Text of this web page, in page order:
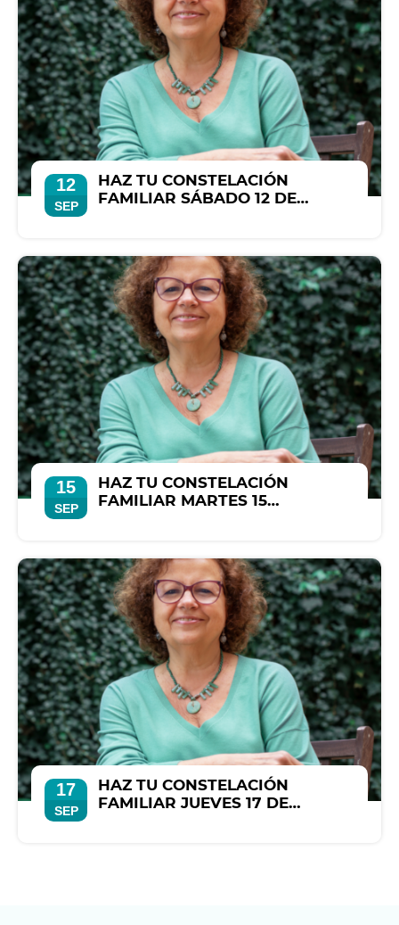
12
SEP
HAZ TU CONSTELACIÓN
FAMILIAR SÁBADO 12 DE
15
SEP
HAZ TU CONSTELACIÓN
FAMILIAR MARTES 15
17
SEP
HAZ TU CONSTELACIÓN
FAMILIAR JUEVES 17 DE